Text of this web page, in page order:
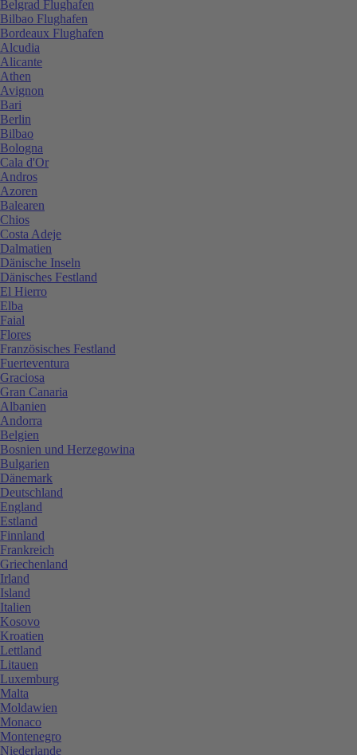
Belgrad Flughafen
Bilbao Flughafen
Bordeaux Flughafen
Alcudia
Alicante
Athen
Avignon
Bari
Berlin
Bilbao
Bologna
Cala d'Or
Andros
Azoren
Balearen
Chios
Costa Adeje
Dalmatien
Dänische Inseln
Dänisches Festland
El Hierro
Elba
Faial
Flores
Französisches Festland
Fuerteventura
Graciosa
Gran Canaria
Albanien
Andorra
Belgien
Bosnien und Herzegowina
Bulgarien
Dänemark
Deutschland
England
Estland
Finnland
Frankreich
Griechenland
Irland
Island
Italien
Kosovo
Kroatien
Lettland
Litauen
Luxemburg
Malta
Moldawien
Monaco
Montenegro
Niederlande